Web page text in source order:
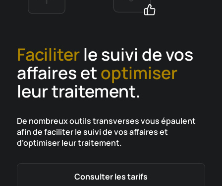
Faciliterle suivi de vos
affaires etoptimiser
leur traitement.
De nombreux outils transverses vous épaulent
afin de faciliter le suivi de vos affaires et
d’optimiser leur traitement.
Consulter les tarifs